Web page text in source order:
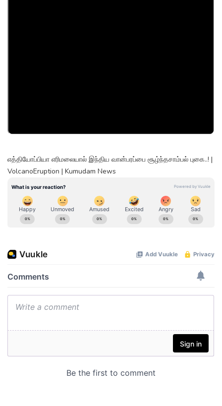
எத்தியோப்பியா எரிமலையால் இந்திய வான்பரப்பை சூழ்ந்தசாம்பல் புகை..! |
VolcanoEruption | Kumudam News